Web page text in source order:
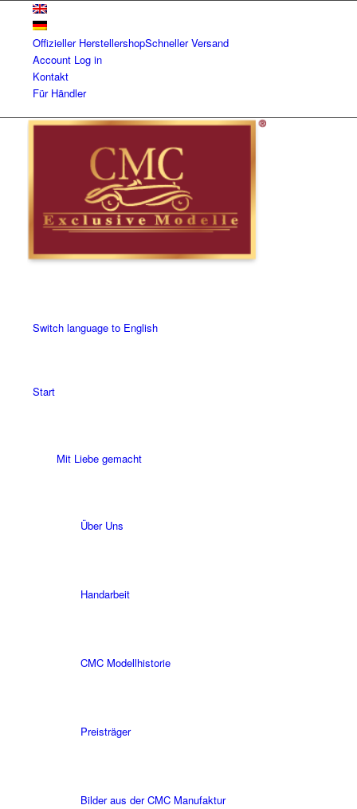
Offizieller HerstellershopSchneller Versand
Account Log in
Kontakt
Für Händler
Switch language to English
Start
Mit Liebe gemacht
Über Uns
Handarbeit
CMC Modellhistorie
Preisträger
Bilder aus der CMC Manufaktur